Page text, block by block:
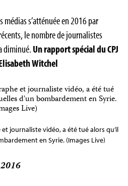
s’atténuée en 2016 par
le nombre de journalistes
diminué. Un rapport spécial du CPJ
Witchel
journaliste vidéo, a été tué alors qu’il
en Syrie. (Images Live)